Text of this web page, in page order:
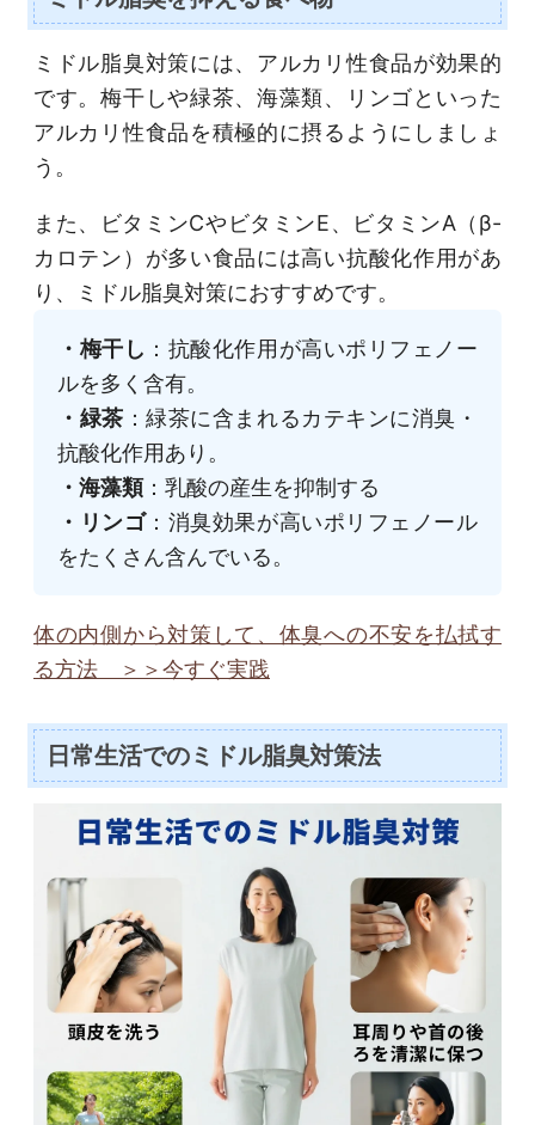
ミドル脂臭対策には、アルカリ性食品が効果的
です。梅干しや緑茶、海藻類、リンゴといった
アルカリ性食品を積極的に摂るようにしましょ
う。
また、ビタミンCやビタミンE、ビタミンA（β-
カロテン）が多い食品には高い抗酸化作用があ
り、ミドル脂臭対策におすすめです。
・梅干し ：抗酸化作用が高いポリフェノー
ルを多く含有。
・緑茶 ：緑茶に含まれるカテキンに消臭・
抗酸化作用あり。
・海藻類：乳酸の産生を抑制する
・リンゴ：消臭効果が高いポリフェノール
をたくさん含んでいる。
体の内側から対策して、体臭への不安を払拭す
る方法 ＞＞今すぐ実践
日常生活でのミドル脂臭対策法